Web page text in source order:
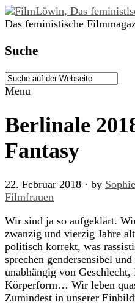
Das feministische
Suche
Menu
Berlinale
Fantasy
22. Februar 2018 · by
Filmfrauen
Wir sind ja so aufgeklärt.
zwanzig und vierzig Jahre
politisch korrekt, was
sprechen gendersensibel
unabhängig von
Körperform… Wir leben
Zumindest in unserer